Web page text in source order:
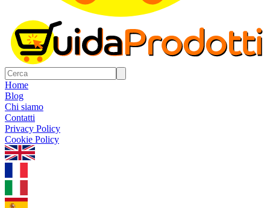
Home
Blog
Chi siamo
Contatti
Privacy Policy
Cookie Policy